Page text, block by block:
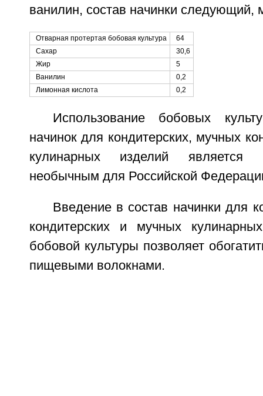
ванилин, состав начинки следующий,
Отварная протертая бобовая культура
64
Сахар
30,6
Жир
5
Ванилин
0,2
Лимонная кислота
0,2
Использование бобовых
начинок для кондитерских, мучных
кулинарных изделий является
необычным для Российской
Введение в состав начинки для
кондитерских и мучных
бобовой культуры позволяет
пищевыми волокнами.